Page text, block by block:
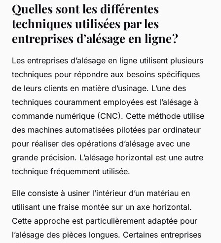
Quelles sont les différentes
techniques utilisées par les
entreprises d’alésage en ligne ?
Les entreprises d’alésage en ligne utilisent plusieurs
techniques pour répondre aux besoins spécifiques
de leurs clients en matière d’usinage. L’une des
techniques couramment employées est l’alésage à
commande numérique (CNC). Cette méthode utilise
des machines automatisées pilotées par ordinateur
pour réaliser des opérations d’alésage avec une
grande précision. L’alésage horizontal est une autre
technique fréquemment utilisée.
Elle consiste à usiner l’intérieur d’un matériau en
utilisant une fraise montée sur un axe horizontal.
Cette approche est particulièrement adaptée pour
l’alésage des pièces longues. Certaines entreprises